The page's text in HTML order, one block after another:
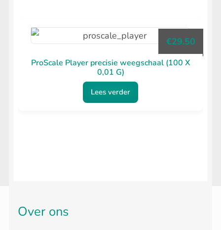
meerdere
variaties.
Deze
optie
kan
ProScale Player precisie weegschaal (100 X
0,01 G)
€29.50
Lees verder
Over ons